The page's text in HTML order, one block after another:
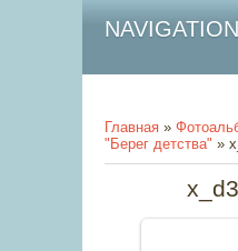
NAVIGATION
Главная »
"Берег детства" »